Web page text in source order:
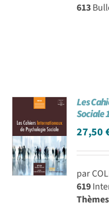
613
Les
Sociale
27,50
par
619
Thèmes